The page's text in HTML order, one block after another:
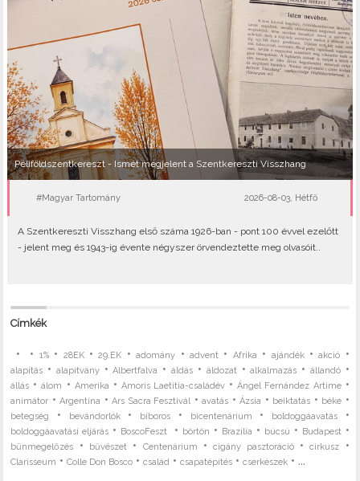
Péliföldszentkereszt - Ismét megjelent a Szentkereszti Visszhang
#Magyar Tartomány 2026-08-03, Hétfő
A Szentkereszti Visszhang első száma 1926-ban - pont 100 évvel ezelőtt
- jelent meg és 1943-ig évente négyszer örvendeztette meg olvasóit..
Címkék
• • 1%• 28EK•29.EK •adomány •advent • Afrika • ajándék•akció •
alapítás • alapítvány•Albertfalva •áldás • áldozat•alkalmazás • állandó•
állás •álom • Amerika • Amoris Laetitia-családév •Ángel Fernández Artime•
animátor •Argentína •Ars Sacra Fesztivál •avatás •Ázsia • beiktatás • béke •
betegség • bevándorlók• bíboros • bicentenárium • boldoggáavatás•
boldoggáavatási eljárás • BoscoFeszt • börtön • Brazília • búcsú • Budapest•
bűnmegelőzés • bűvészet• Centenárium •cigány pasztoráció•cirkusz •
Clarisseum •Colle Don Bosco •család •csapatépítés •cserkészek • ...